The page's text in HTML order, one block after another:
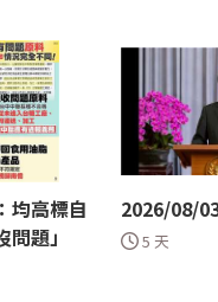
均高標自
題」
2026/08/
5 天